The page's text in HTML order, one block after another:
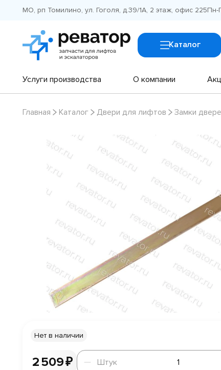
МО, рп Томилино, ул. Гоголя, д.39/1А, 2 этаж, офис 225Пн-
Каталог
Услуги производства О компании
Главная Каталог Двери для лифтов Замки
Нет в наличии
2 509 ₽
Штук
Штук